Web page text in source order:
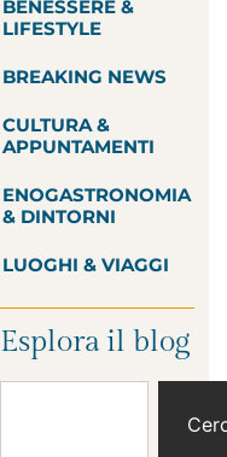
BENESSERE &
LIFESTYLE
BREAKING NEWS
CULTURA &
APPUNTAMENTI
ENOGASTRONOMIA
& DINTORNI
LUOGHI & VIAGGI
Esplora il blog